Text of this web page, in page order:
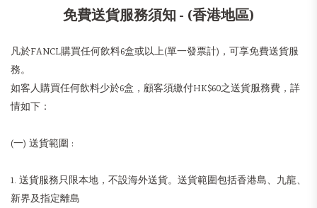
免費送貨服務須知 - (香港地區)
凡於FANCL購買任何飲料6盒或以上(單一發票計)，可享免費送貨服
務。
如客人購買任何飲料少於6盒，顧客須繳付HK$60之送貨服務費，詳
情如下：
(一) 送貨範圍 :
1. 送貨服務只限本地，不設海外送貨。送貨範圍包括香港島、九龍、
新界及指定離島